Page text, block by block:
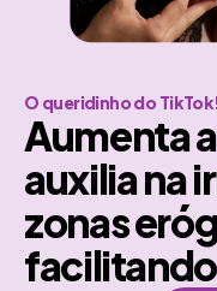
O queridinho do
Aumenta
auxilia na
zonas